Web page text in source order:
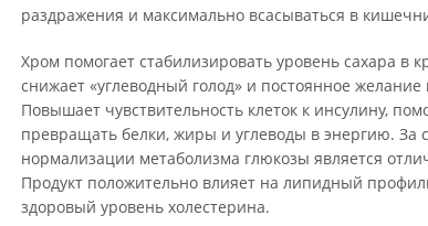
раздражения и максимально всасываться в
Хром помогает стабилизировать уровень сахара в
снижает «углеводный голод» и постоянное
Повышает чувствительность клеток к инсулину,
превращать белки, жиры и углеводы в энергию. За
нормализации метаболизма глюкозы является
Продукт положительно влияет на липидный
здоровый уровень холестерина.